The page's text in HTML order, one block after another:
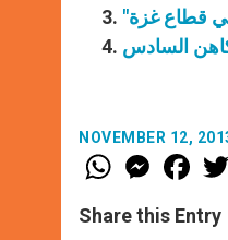
في قطاع غزة
السادس
NOVEMBER 12,
W
h
t
s
M
e
s
e
F
a
e
b
Share this Entry